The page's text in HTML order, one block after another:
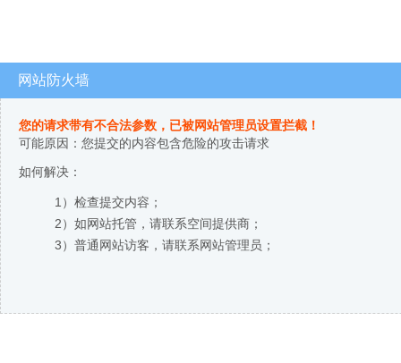
网站防火墙
您的请求带有不合法参数，已被网站管理员设置拦截！
可能原因：您提交的内容包含危险的攻击请求
如何解决：
1）检查提交内容；
2）如网站托管，请联系空间提供商；
3）普通网站访客，请联系网站管理员；